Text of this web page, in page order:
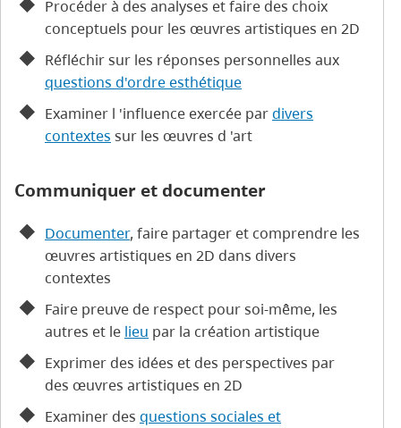
Procéder à des analyses et faire des choix
conceptuels pour les œuvres artistiques en 2D
Réfléchir sur les réponses personnelles aux
questions d'ordre esthétique
Examiner l 'influence exercée pardivers
contextes sur les œuvres d 'art
Communiquer et documenter
Documenter, faire partager et comprendre les
œuvres artistiques en 2D dans divers
contextes
Faire preuve de respect pour soi-même, les
autres et le lieu par la création artistique
Exprimer des idées et des perspectives par
des œuvres artistiques en 2D
Examiner des questions sociales et